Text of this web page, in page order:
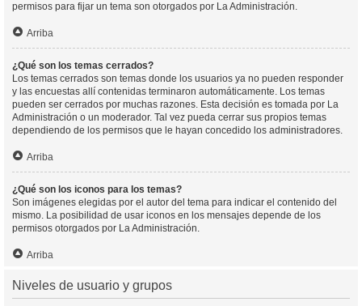
permisos para fijar un tema son otorgados por La Administración.
Arriba
¿Qué son los temas cerrados?
Los temas cerrados son temas donde los usuarios ya no pueden responder
y las encuestas allí contenidas terminaron automáticamente. Los temas
pueden ser cerrados por muchas razones. Esta decisión es tomada por La
Administración o un moderador. Tal vez pueda cerrar sus propios temas
dependiendo de los permisos que le hayan concedido los administradores.
Arriba
¿Qué son los iconos para los temas?
Son imágenes elegidas por el autor del tema para indicar el contenido del
mismo. La posibilidad de usar iconos en los mensajes depende de los
permisos otorgados por La Administración.
Arriba
Niveles de usuario y grupos